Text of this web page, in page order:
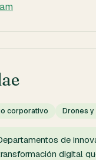
corporativo Drones
de
digital